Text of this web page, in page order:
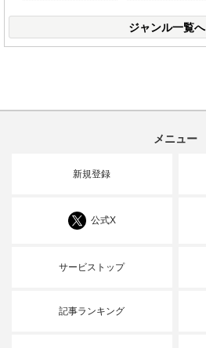
ジャンル一覧へ
メニュー
新規登録
公式X
サービストップ
記事ランキング